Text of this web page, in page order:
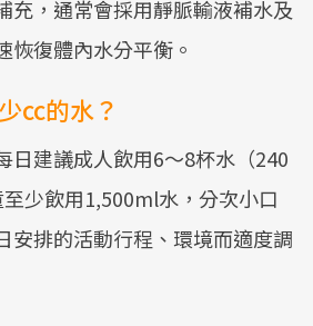
充，通常會採用靜脈輸液補水及
恢復體內水分平衡。
cc的水？
日建議成人飲用6～8杯水（240
少飲用1,500ml水，分次小口
安排的活動行程、環境而適度調